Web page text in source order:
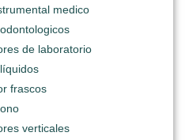
medico
de laboratorio
frascos
verticales